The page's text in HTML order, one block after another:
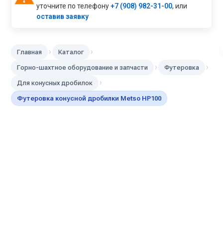
уточните по телефону+7 (908) 982-31-00, или
оставив заявку
Главная › Каталог ›
Горно-шахтное оборудование и запчасти › Футеровка ›
Для конусных дробилок ›
Футеровка конусной дробилки Metso HP100